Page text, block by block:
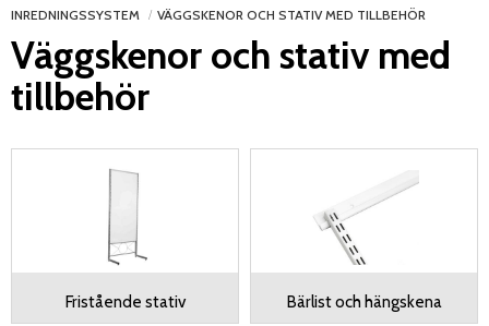
INREDNINGSSYSTEM VÄGGSKENOR OCH STATIV MED TILLBEHÖR
Väggskenor och stativ med
tillbehör
Fristående stativ Bärlist och hängskena